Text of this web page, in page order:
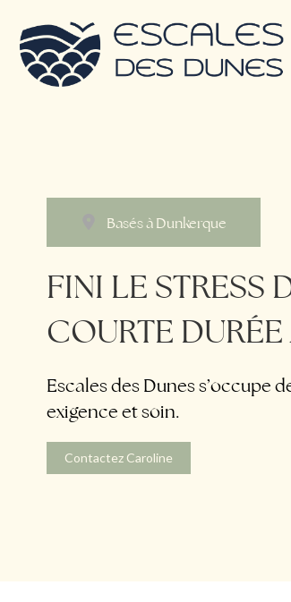
Basés à Dunkerque
FINI LE STRESS
COURTE
Escales des Dunes s’occupe
exigence et soin.
Contactez Caroline